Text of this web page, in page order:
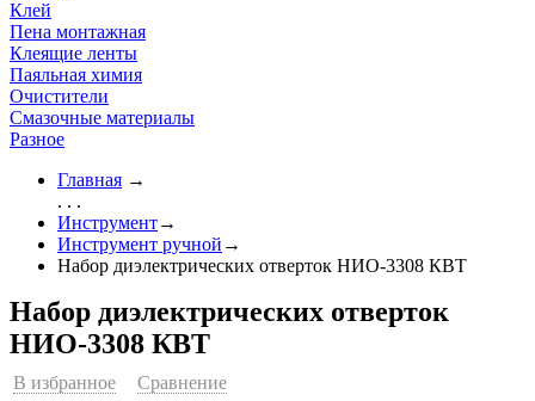
Клей
Пена монтажная
Клеящие ленты
Паяльная химия
Очистители
Смазочные материалы
Разное
Главная →
. . .
Инструмент→
Инструмент ручной →
Набор диэлектрических отверток НИО-3308 КВТ
Набор диэлектрических отверток
НИО-3308 КВТ
В избранное Сравнение